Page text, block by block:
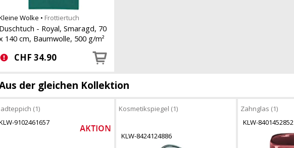
Wolke • Frottiertuch
- Royal, Smaragd, 70
140 cm, Baumwolle, 500 g/m²
CHF 34.90
der gleichen Kollektion
(1)
9102461657
Kosmetikspiegel (1)
KLW-8424124886
Zahnglas (1)
KLW-8401452852